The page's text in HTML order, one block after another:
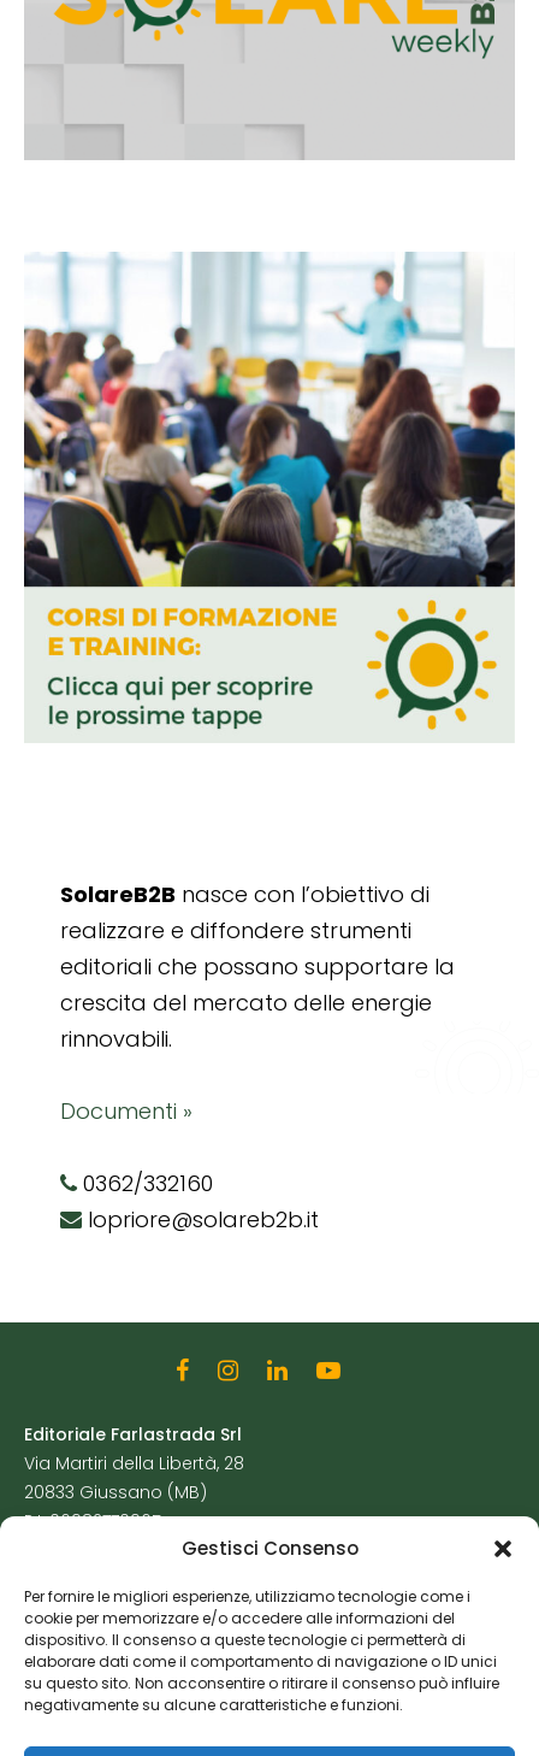
Gestisci Consenso
Per fornire le migliori esperienze, utilizziamo tecnologie come i
cookie per memorizzare e/o accedere alle informazioni del
dispositivo. Il consenso a queste tecnologie ci permetterà di
elaborare dati come il comportamento di navigazione o ID unici
su questo sito. Non acconsentire o ritirare il consenso può influire
negativamente su alcune caratteristiche e funzioni.
SolareB2B nasce con l’obiettivo di
realizzare e diffondere strumenti
editoriali che possano supportare la
crescita del mercato delle energie
rinnovabili.
Documenti »
0362/332160
lopriore@solareb2b.it
Editoriale Farlastrada Srl
Via Martiri della Libertà, 28
20833 Giussano (MB)
P.I. 06982770965
Cookie Policy
Risorse Aggiuntive